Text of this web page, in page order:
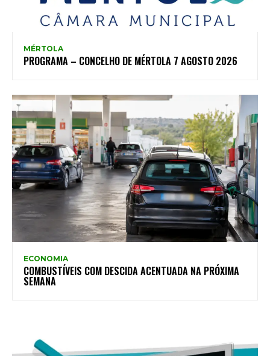
MÉRTOLA
PROGRAMA – CONCELHO DE MÉRTOLA 7 AGOSTO 2026
ECONOMIA
COMBUSTÍVEIS COM DESCIDA ACENTUADA NA PRÓXIMA
SEMANA